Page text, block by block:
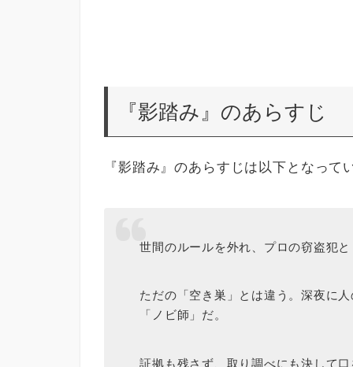
『影踏み』のあらすじ
『影踏み』のあらすじは以下となって
世間のルールを外れ、プロの窃盗犯
ただの「空き巣」とは違う。深夜に
「ノビ師」だ。
証拠も残さず、取り調べにも決して